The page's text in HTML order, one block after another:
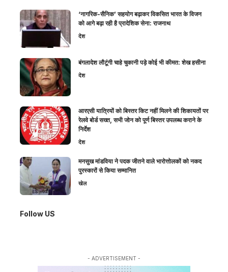
‘नागरिक-सैनिक’ सहयोग बढ़ाकर विकसित भारत के विजन
को आगे बढ़ा रही है प्रादेशिक सेना: राजनाथ
देश
बंगलादेश लौटूंगी चाहे चुकानी पड़े कोई भी कीमत: शेख हसीना
देश
आरएसी यात्रियों को बिस्तर किट नहीं मिलने की शिकायतों पर
रेलवे बोर्ड सख्त, सभी जोन को पूर्ण बिस्तर उपलब्ध कराने के
निर्देश
देश
मनसुख मांडविया ने पदक जीतने वाले भारोत्तोलकों को नकद
पुरस्कारों से किया सम्मानित
खेल
Follow US
- ADVERTISEMENT -